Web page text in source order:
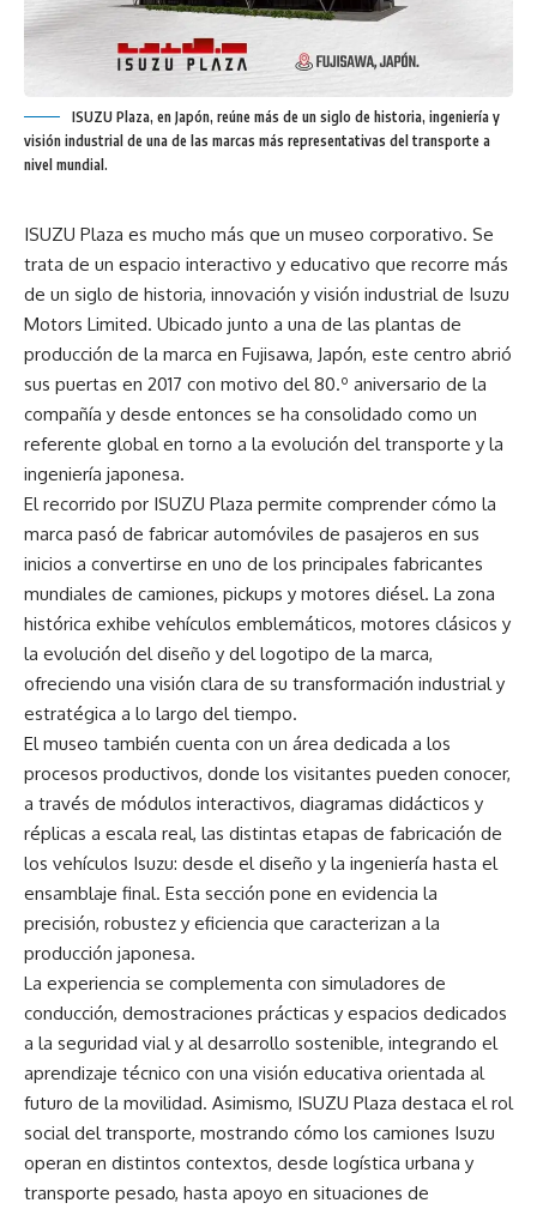
ISUZU Plaza, en Japón, reúne más de un siglo de historia, ingeniería y
visión industrial de una de las marcas más representativas del transporte a
nivel mundial.
ISUZU Plaza es mucho más que un museo corporativo. Se
trata de un espacio interactivo y educativo que recorre más
de un siglo de historia, innovación y visión industrial de Isuzu
Motors Limited. Ubicado junto a una de las plantas de
producción de la marca en Fujisawa, Japón, este centro abrió
sus puertas en 2017 con motivo del 80.º aniversario de la
compañía y desde entonces se ha consolidado como un
referente global en torno a la evolución del transporte y la
ingeniería japonesa.
El recorrido por ISUZU Plaza permite comprender cómo la
marca pasó de fabricar automóviles de pasajeros en sus
inicios a convertirse en uno de los principales fabricantes
mundiales de camiones, pickups y motores diésel. La zona
histórica exhibe vehículos emblemáticos, motores clásicos y
la evolución del diseño y del logotipo de la marca,
ofreciendo una visión clara de su transformación industrial y
estratégica a lo largo del tiempo.
El museo también cuenta con un área dedicada a los
procesos productivos, donde los visitantes pueden conocer,
a través de módulos interactivos, diagramas didácticos y
réplicas a escala real, las distintas etapas de fabricación de
los vehículos Isuzu: desde el diseño y la ingeniería hasta el
ensamblaje final. Esta sección pone en evidencia la
precisión, robustez y eficiencia que caracterizan a la
producción japonesa.
La experiencia se complementa con simuladores de
conducción, demostraciones prácticas y espacios dedicados
a la seguridad vial y al desarrollo sostenible, integrando el
aprendizaje técnico con una visión educativa orientada al
futuro de la movilidad. Asimismo, ISUZU Plaza destaca el rol
social del transporte, mostrando cómo los camiones Isuzu
operan en distintos contextos, desde logística urbana y
transporte pesado, hasta apoyo en situaciones de